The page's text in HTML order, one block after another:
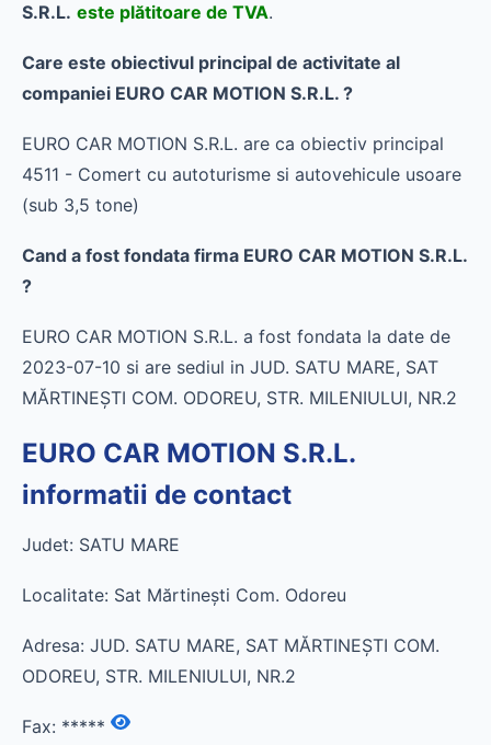
S.R.L. este plătitoare de TVA.
Care este obiectivul principal de activitate al
companiei EURO CAR MOTION S.R.L. ?
EURO CAR MOTION S.R.L. are ca obiectiv principal
4511 - Comert cu autoturisme si autovehicule usoare
(sub 3,5 tone)
Cand a fost fondata firma EURO CAR MOTION S.R.L.
?
EURO CAR MOTION S.R.L. a fost fondata la date de
2023-07-10 si are sediul in JUD. SATU MARE, SAT
MĂRTINEŞTI COM. ODOREU, STR. MILENIULUI, NR.2
EURO CAR MOTION S.R.L.
informatii de contact
Judet: SATU MARE
Localitate: Sat Mărtineşti Com. Odoreu
Adresa: JUD. SATU MARE, SAT MĂRTINEŞTI COM.
ODOREU, STR. MILENIULUI, NR.2
Fax: *****